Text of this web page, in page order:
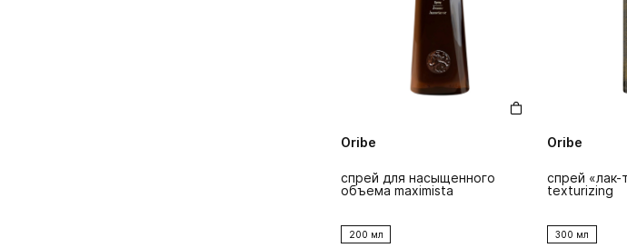
Oribe
спрей для насыщенного
объема maximista
200 мл
Oribe
спрей «лак-
texturizing
300 мл